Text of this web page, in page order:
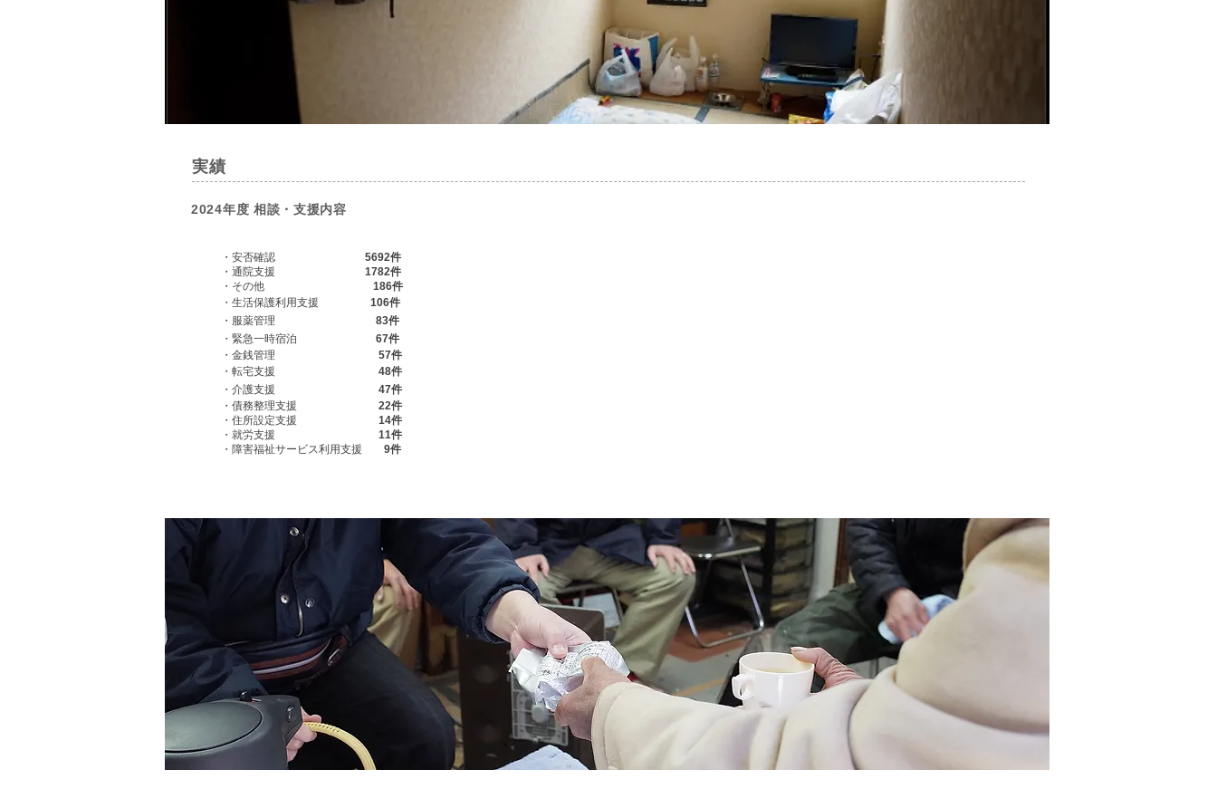
実績
2024年度 相談・支援内容
・安否確認
5692件
・通院支援
1782件
・その他 186件
・生活保護利用支援 106件
・服薬管理
83件
・緊急一時宿泊
67件
・金銭管理 57件
・転宅支援 48件
・介護支援
47件
・債務整理支援 22件
・住所設定支援 14件
・就労支援 11件
・障害福祉サービス利用支援 9件